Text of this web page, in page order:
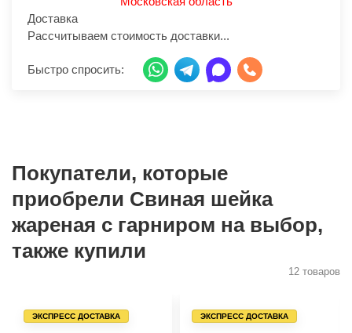
Доставка
Рассчитываем стоимость доставки...
Быстро спросить:
Покупатели, которые
приобрели Свиная шейка
жареная с гарниром на выбор,
также купили
12 товаров
ЭКСПРЕСС ДОСТАВКА ЭКСПРЕСС ДОСТАВКА